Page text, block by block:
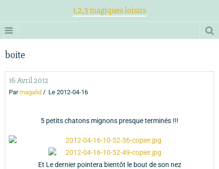
1,2,3 magiques loisirs
boite
16 Avril 2012
Parmagalid Le 2012-04-16
5 petits chatons mignons presque terminés !!!
Et Le dernier pointera bientôt le bout de son nez